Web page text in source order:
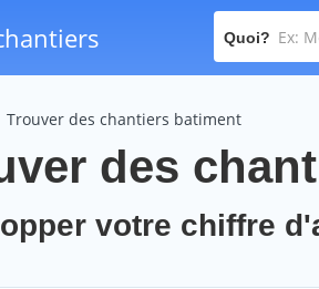
Quoi?
Trouver des chantiers batiment
des
votre chiffre